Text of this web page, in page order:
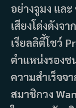
อย่างจูมง แล
เสียงโด่งดังจ
เรียลลิตี้โชว์
ตำแหน่งรองช
ความสำเร็จจ
สมาชิกวง